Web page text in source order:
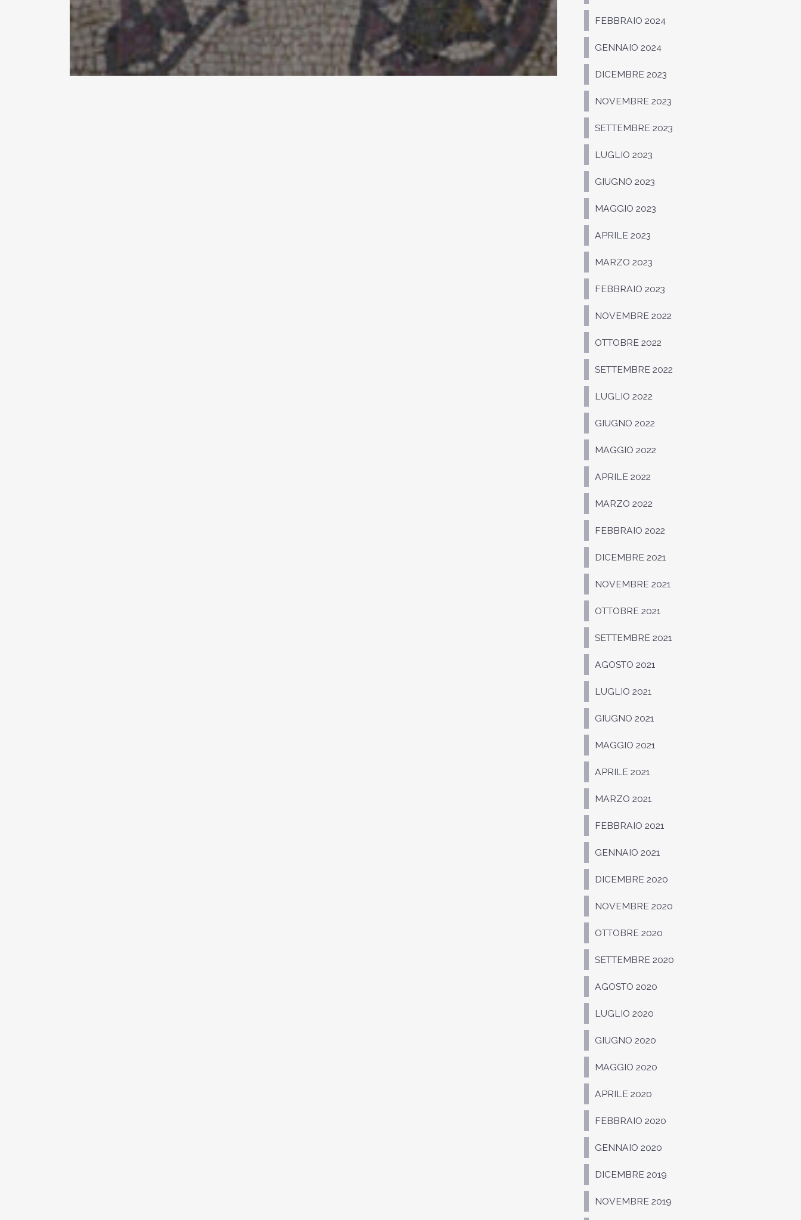
FEBBRAIO 2024
GENNAIO 2024
DICEMBRE 2023
NOVEMBRE 2023
SETTEMBRE 2023
LUGLIO 2023
GIUGNO 2023
MAGGIO 2023
APRILE 2023
MARZO 2023
FEBBRAIO 2023
NOVEMBRE 2022
OTTOBRE 2022
SETTEMBRE 2022
LUGLIO 2022
GIUGNO 2022
MAGGIO 2022
APRILE 2022
MARZO 2022
FEBBRAIO 2022
DICEMBRE 2021
NOVEMBRE 2021
OTTOBRE 2021
SETTEMBRE 2021
AGOSTO 2021
LUGLIO 2021
GIUGNO 2021
MAGGIO 2021
APRILE 2021
MARZO 2021
FEBBRAIO 2021
GENNAIO 2021
DICEMBRE 2020
NOVEMBRE 2020
OTTOBRE 2020
SETTEMBRE 2020
AGOSTO 2020
LUGLIO 2020
GIUGNO 2020
MAGGIO 2020
APRILE 2020
FEBBRAIO 2020
GENNAIO 2020
DICEMBRE 2019
NOVEMBRE 2019